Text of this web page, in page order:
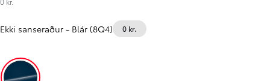
Ekki sanseraður - Blár (8Q4) 0 kr.